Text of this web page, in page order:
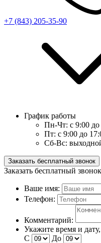
+7 (843) 205-35-90
График работы
Пн-Чт: с 9:00
Пт: с 9:00 до
Сб-Вс:
Заказать бесплатный звонок
Заказать бесплатный звонок
Ваше имя:
Телефон:
Комментарий:
Укажите время и
С
До